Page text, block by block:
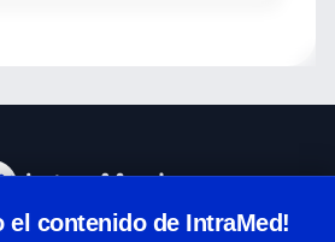
el contenido de IntraMed!